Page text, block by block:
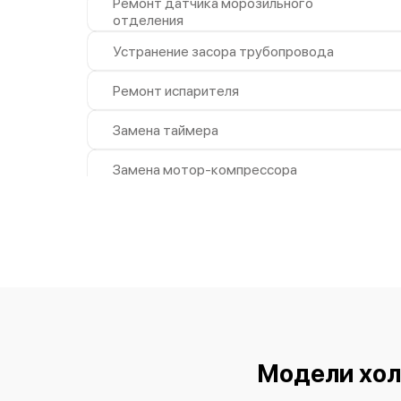
отделения
Устранение засора трубопровода
Ремонт испарителя
Замена таймера
Замена мотор-компрессора
Замена нагревателя испарителя
Модели